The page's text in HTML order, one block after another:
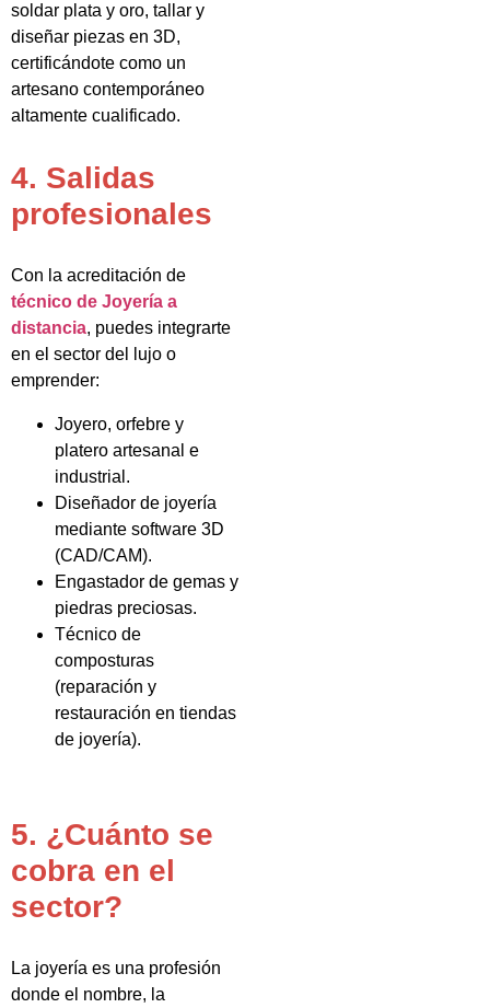
soldar plata y oro, tallar y
diseñar piezas en 3D,
certificándote como un
artesano contemporáneo
altamente cualificado.
4. Salidas
profesionales
Con la acreditación de
técnico de Joyería a
distancia, puedes integrarte
en el sector del lujo o
emprender:
Joyero, orfebre y
platero artesanal e
industrial.
Diseñador de joyería
mediante software 3D
(CAD/CAM).
Engastador de gemas y
piedras preciosas.
Técnico de
composturas
(reparación y
restauración en tiendas
de joyería).
5. ¿Cuánto se
cobra en el
sector?
La joyería es una profesión
donde el nombre, la